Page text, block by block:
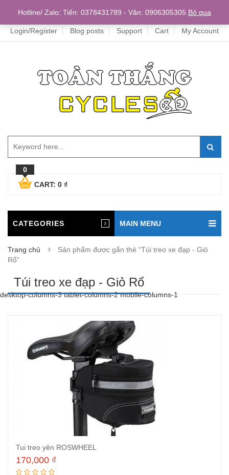
Home
Login/Register Blog posts Support Cart My Account
0
CART: 0 ₫
CATEGORIES MAIN MENU
Trang chủ
Sản phẩm được gắn thẻ “Túi treo xe đạp - Giỏ
Rổ”
Túi treo xe đạp - Giỏ Rổ
desktop-columns-3 tablet-columns-2 mobile-columns-1
Tui treo yên ROSWHEEL
170,000 ₫
Hotline/ Zalo: Tiến: 0378431789 - Vân: 0906305305 Bỏ qua